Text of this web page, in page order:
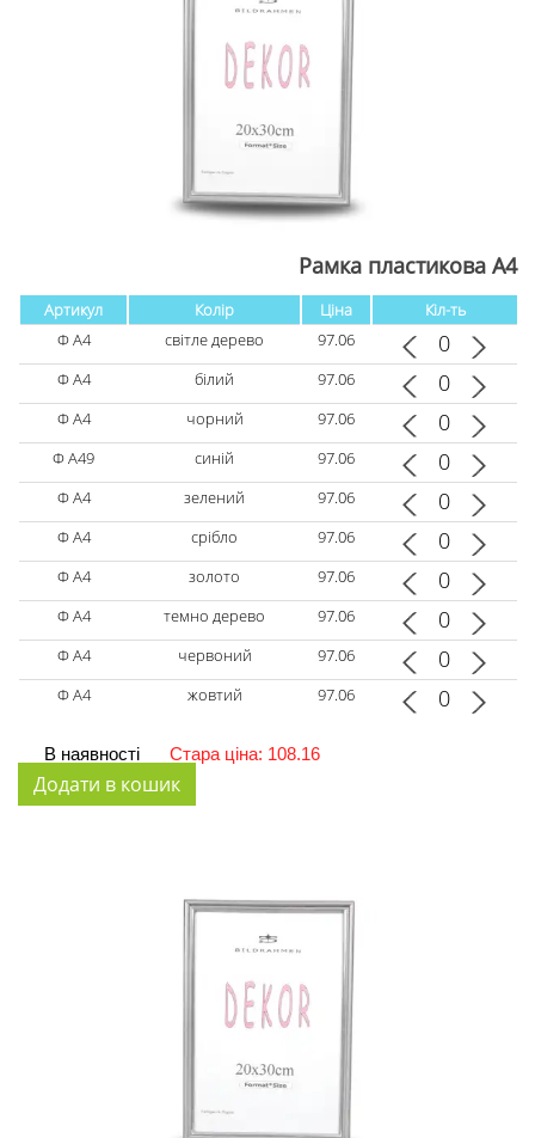
Рамка пластикова А4
Артикул Колір Ціна
Кіл-ть
Ф А4
світле дерево
97.06
Ф А4
білий
97.06
Ф А4
чорний
97.06
Ф А49
синій
97.06
Ф А4
зелений
97.06
Ф А4
срібло
97.06
Ф А4
золото
97.06
Ф А4
темно дерево
97.06
Ф А4
червоний
97.06
Ф А4
жовтий 97.06
В наявності Стара ціна: 108.16